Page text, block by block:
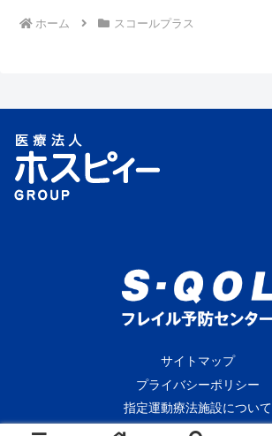
ホーム スコールプラス
サイトマップ
プライバシーポリシー
指定運動療法施設について